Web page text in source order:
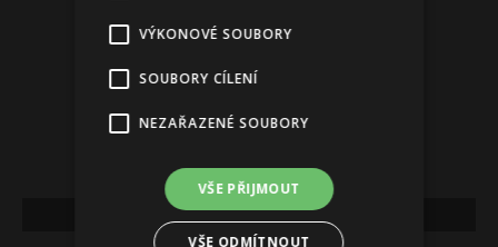
NEJNOVĚJŠÍ VYDÁNÍ
VÝKONOVÉ SOUBORY
SOUBORY CÍLENÍ
NEZAŘAZENÉ SOUBORY
VŠE PŘIJMOUT
VŠE ODMÍTNOUT